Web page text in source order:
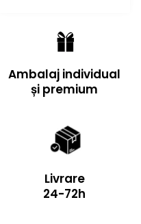
Ambalaj individual
și premium
Livrare
24-72h